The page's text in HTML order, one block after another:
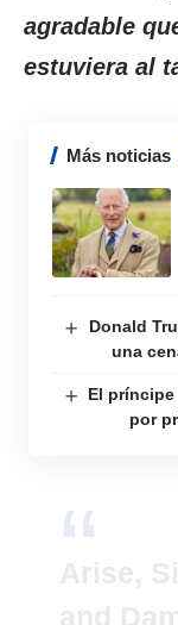
agradable
estuviera al
Más noticias
Donald
una
El príncipe
por